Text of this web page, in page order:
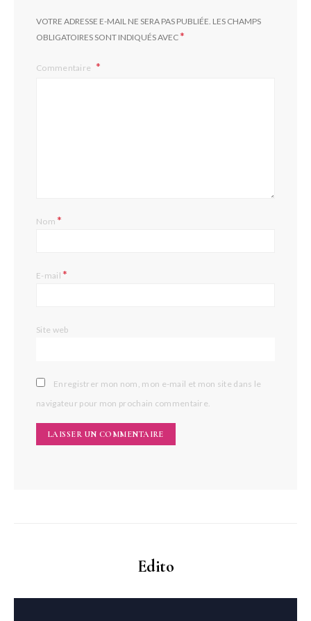
VOTRE ADRESSE E-MAIL NE SERA PAS PUBLIÉE. LES CHAMPS
OBLIGATOIRES SONT INDIQUÉS AVEC*
Commentaire
Nom*
E-mail*
Site web
Enregistrer mon nom, mon e-mail et mon site dans le
navigateur pour mon prochain commentaire.
Edito